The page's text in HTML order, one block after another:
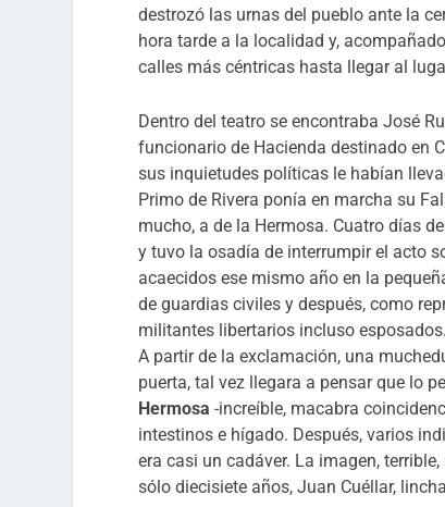
destrozó las urnas del pueblo ante la
hora tarde a la localidad y,
calles más céntricas hasta llegar al
Dentro del teatro se encontraba José
funcionario de Hacienda destinado en
sus inquietudes políticas le habían
Primo de Rivera ponía en marcha su
mucho, a de la Hermosa. Cuatro días
y tuvo la osadía de interrumpir el acto
acaecidos ese mismo año en la
de guardias civiles y después, como
militantes libertarios incluso
A partir de la exclamación, una
puerta, tal vez llegara a pensar que lo
Hermosa -increíble, macabra
intestinos e hígado. Después, varios
era casi un cadáver. La imagen,
sólo diecisiete años, Juan Cuéllar,